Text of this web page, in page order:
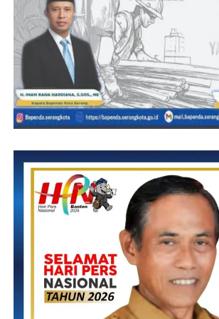
“Diharapkan dengan pangsa pasar yang
kebutuhan tinggi. Insya allah ini akan
bagi peningkatan perekonomian khususnya
yang insya allah akan kami gabungkan ke
Kewirausahaan Pemuda (FKP) serta kami
Bungdes Desa Silebu agar bisa berkerjasama
perkembangan dan pemberdayaanya,”
menyampaikan ini merupakan potensi yng
dan insya allah akan kami dorong dalam
sehingga bisa semakin berkembang dan
memfasilitasi,” tutup Ridwan
Post Views: 14